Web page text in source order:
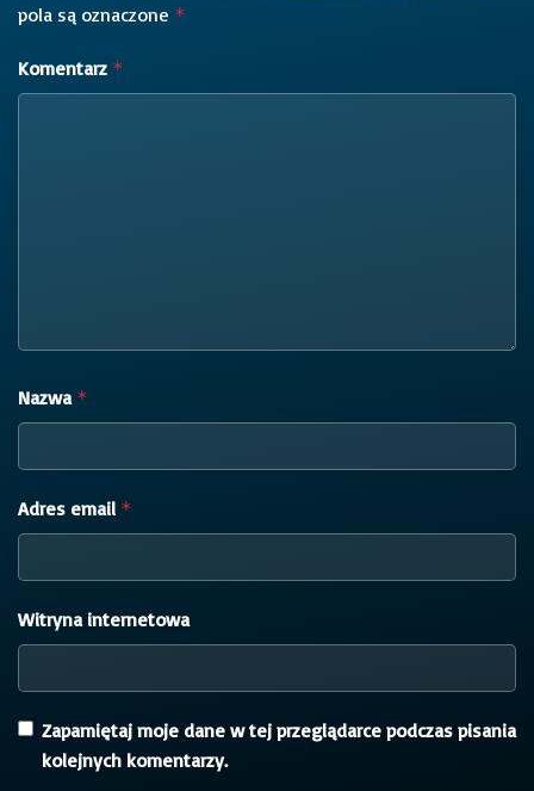
pola są oznaczone *
Komentarz *
Nazwa *
Adres email *
Witryna internetowa
Zapamiętaj moje dane w tej przeglądarce podczas pisania
kolejnych komentarzy.